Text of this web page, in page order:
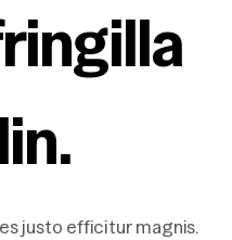
justo efficitur magnis.